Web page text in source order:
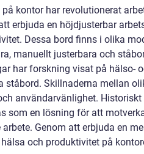
på kontor har revolutionerat
erbjuda en höjdjusterbar
Dessa bord finns i olika
manuellt justerbara och
har forskning visat på hälso-
ståbord. Skillnaderna mellan
användarvänlighet.
som en lösning för att
Genom att erbjuda en
och produktivitet på